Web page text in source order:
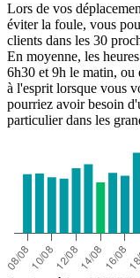
Lors de vos
éviter la foule, vous
clients dans les 30
En moyenne, les
6h30 et 9h le matin, ou
à l'esprit lorsque vous
pourriez avoir besoin
particulier dans les